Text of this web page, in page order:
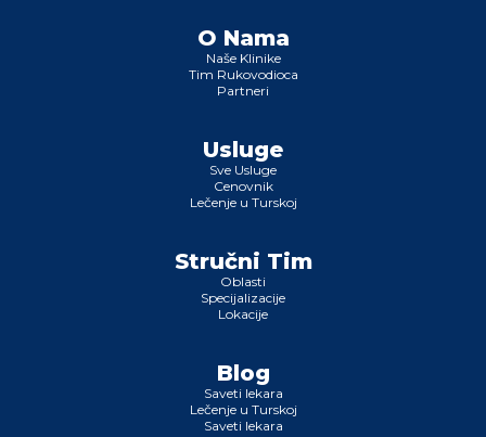
O Nama
Naše Klinike
Tim Rukovodioca
Partneri
Usluge
Sve Usluge
Cenovnik
Lečenje u Turskoj
Stručni Tim
Oblasti
Specijalizacije
Lokacije
Blog
Saveti lekara
Lečenje u Turskoj
Saveti lekara